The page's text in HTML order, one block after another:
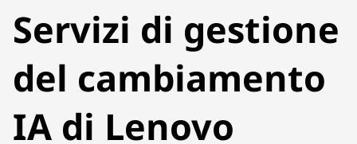
Servizi di gestione
del cambiamento
IA di Lenovo